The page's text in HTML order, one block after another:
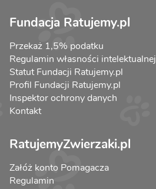
Fundacja Ratujemy.pl
Przekaż 1,5% podatku
Regulamin własności intelektualnej
Statut Fundacji Ratujemy.pl
Profil Fundacji Ratujemy.pl
Inspektor ochrony danych
Kontakt
RatujemyZwierzaki.pl
Załóż konto Pomagacza
Regulamin